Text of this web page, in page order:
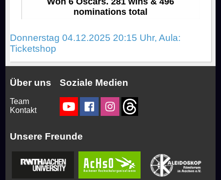
nominations total
Donnerstag 04.12.2025 20:15 Uhr, Aula:
Ticketshop
Über uns
Team
Kontakt
Soziale Medien
Unsere Freunde